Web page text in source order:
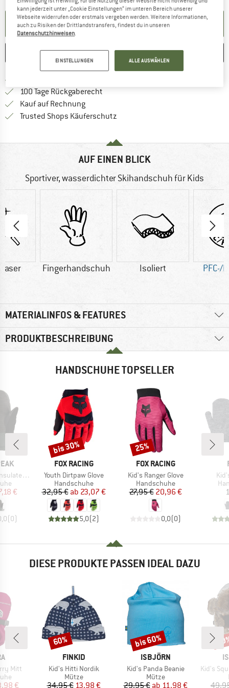
BENACHRICHTIGUNG EINRICHTEN
MERKEN VERGLEICHEN
100 Tage Rückgaberecht
Kauf auf RechnungFinde die Zahlungs-Infos hier! Öffnet
Trusted Shops Käuferschutz
AUF EINEN BLICK
Sportiver, wasserdichter Skihandschuh für Kids
Fingerhandschuh Isoliert PFC-/
MATERIALINFOS & FEATURES
PRODUKTBESCHREIBUNG
HANDSCHUHE TOPSELLER
Glove Mitt
Preis
€
(0)
MARKE
FOX RACING
Artikel
Youth Dirtpaw Glove
Produktgruppe
Handschuhe
Preis
32,95 € reduzierter Preis
ab 23,07 €
5,0(2)
Rabatt
bis 30%
MARKE
FOX RACING
Artikel
Kid's Ranger Glove
Produktgruppe
Handschuhe
Preis
27,95 € reduzierter Preis
20,96 €
0,0(0)
Rabatt
25%
DIESE PRODUKTE PASSEN IDEAL DAZU
Mitt
Preis
€
MARKE
FINKID
Artikel
Kid's Hitti Nordik
Produktgruppe
Mütze
Preis
34,95 €reduzierter Preis
13,98 €
Rabatt
60%
MARKE
ISBJÖRN
Artikel
Kid's Panda Beanie
Produktgruppe
Mütze
Preis
29,95 € reduzierter Preis
ab 11,98 €
Rabatt
bis 60%
Artikel
Kid's
kann jederzeit unter „Cookie Einstellungen“ im unteren Bereich unserer
Webseite widerrufen oder erstmals vergeben werden. Weitere Informationen,
auch zu Risiken der Drittlandstransfers, findest du in unseren
Datenschutzhinweisen
EINSTELLUNGEN ALLE AUSWÄHLEN